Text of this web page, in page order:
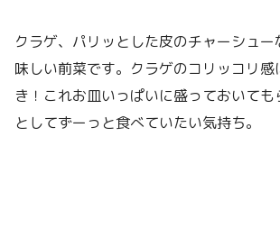
クラゲ、パリッとした皮のチャーシュ
味しい前菜です。クラゲのコリッコリ
き！これお皿いっぱいに盛っておいて
としてずーっと食べていたい気持ち。